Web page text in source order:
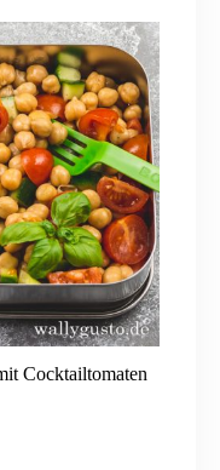
Cocktailtomaten